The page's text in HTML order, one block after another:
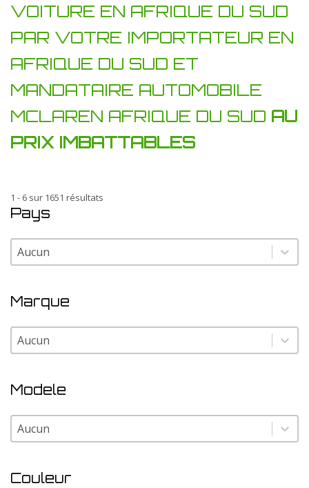
VOITURE EN AFRIQUE DU SUD
PAR VOTRE IMPORTATEUR EN
AFRIQUE DU SUD ET
MANDATAIRE AUTOMOBILE
MCLAREN AFRIQUE DU SUD AU
PRIX IMBATTABLES
1 - 6 sur 1651 résultats
Pays
Pays
Pays
Marque
Marque
Marque
Modele
Modele
Modele
Couleur